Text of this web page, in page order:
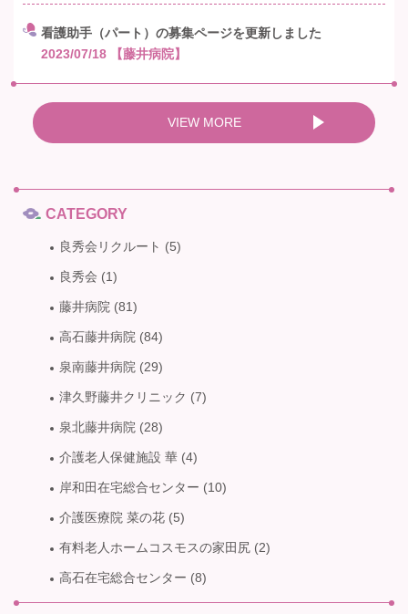
看護助手（パート）の募集ページを更新しました
2023/07/18
【藤井病院】
VIEW MORE
CATEGORY
良秀会リクルート (5)
良秀会 (1)
藤井病院 (81)
高石藤井病院 (84)
泉南藤井病院 (29)
津久野藤井クリニック (7)
泉北藤井病院 (28)
介護老人保健施設 華 (4)
岸和田在宅総合センター (10)
介護医療院 菜の花 (5)
有料老人ホームコスモスの家田尻 (2)
高石在宅総合センター (8)